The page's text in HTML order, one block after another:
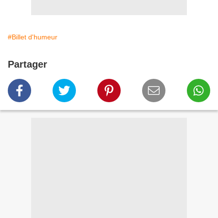
#Billet d'humeur
Partager